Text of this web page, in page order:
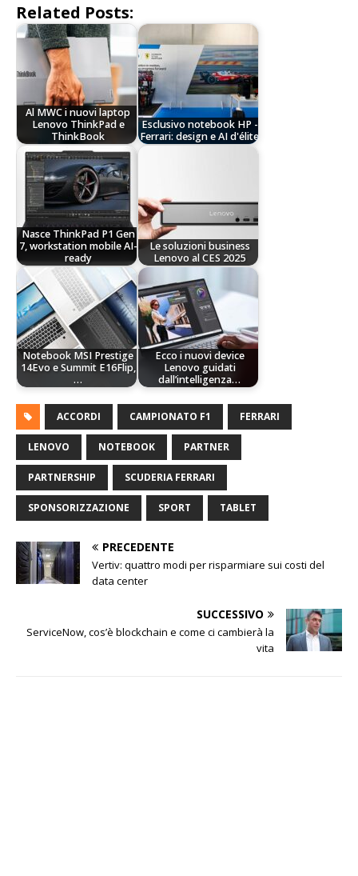
Related Posts:
Al MWC i nuovi laptop
Lenovo ThinkPad e
ThinkBook
Esclusivo notebook HP -
Ferrari: design e AI d'élite
Nasce ThinkPad P1 Gen
7, workstation mobile AI-
ready
Le soluzioni business
Lenovo al CES 2025
Notebook MSI Prestige
14Evo e Summit E16Flip,
…
Ecco i nuovi device
Lenovo guidati
dall’intelligenza…
ACCORDI CAMPIONATO F1 FERRARI
LENOVO NOTEBOOK PARTNER
PARTNERSHIP SCUDERIA FERRARI
SPONSORIZZAZIONE SPORT TABLET
PRECEDENTE
Vertiv: quattro modi per risparmiare sui costi del
data center
SUCCESSIVO
ServiceNow, cos’è blockchain e come ci cambierà la
vita